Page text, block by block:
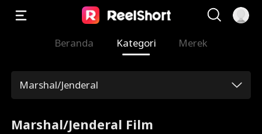
Beranda Kategori Merek
Marshal/Jenderal
Marshal/Jenderal Film